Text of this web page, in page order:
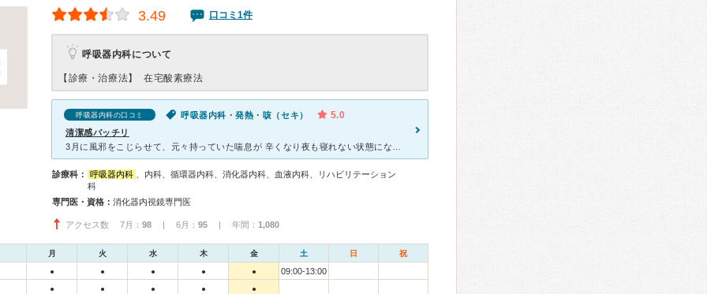
3.49 口コミ1件
呼吸器内科について
【診療・治療法】 在宅酸素療法
呼吸器内科の口コミ 呼吸器内科・発熱・咳（セキ） 5.0
清潔感バッチリ
診療科： 呼吸器内科
、内科、循環器内科、消化器内科、血液内科、リハビリテーション
科
専門医・資格： 消化器内視鏡専門医
アクセス数 7月： 98 | 6月： 95 | 年間： 1,080
月 火 水 木 金 土 日 祝
● ● ● ● ● 09:00-13:00
● ● ● ● ●